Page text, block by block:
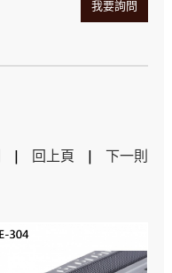
我要詢問
回上頁 下一則